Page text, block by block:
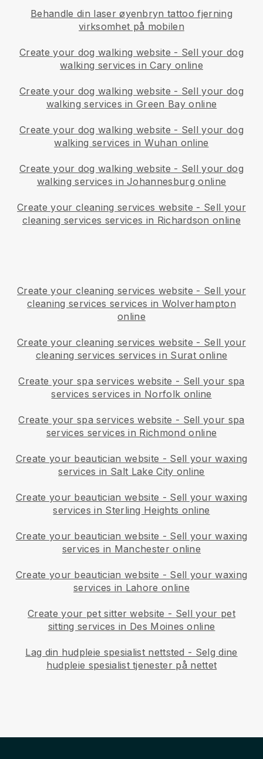
Behandle din laser øyenbryn tattoo fjerning
virksomhet på mobilen
Create your dog walking website - Sell your dog
walking services in Cary online
Create your dog walking website - Sell your dog
walking services in Green Bay online
Create your dog walking website - Sell your dog
walking services in Wuhan online
Create your dog walking website - Sell your dog
walking services in Johannesburg online
Create your cleaning services website - Sell your
cleaning services services in Richardson online
Create your cleaning services website - Sell your
cleaning services services in Wolverhampton
online
Create your cleaning services website - Sell your
cleaning services services in Surat online
Create your spa services website - Sell your spa
services services in Norfolk online
Create your spa services website - Sell your spa
services services in Richmond online
Create your beautician website - Sell your waxing
services in Salt Lake City online
Create your beautician website - Sell your waxing
services in Sterling Heights online
Create your beautician website - Sell your waxing
services in Manchester online
Create your beautician website - Sell your waxing
services in Lahore online
Create your pet sitter website - Sell your pet
sitting services in Des Moines online
Lag din hudpleie spesialist nettsted - Selg dine
hudpleie spesialist tjenester på nettet